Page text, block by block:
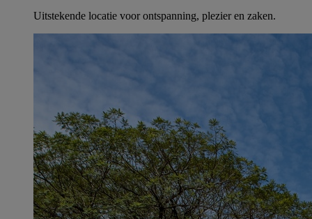
Uitstekende locatie voor ontspanning, plezier en zaken.